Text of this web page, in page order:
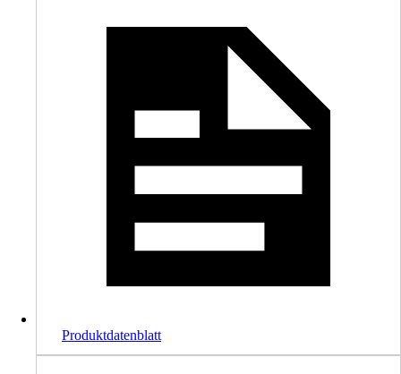
Produktdatenblatt